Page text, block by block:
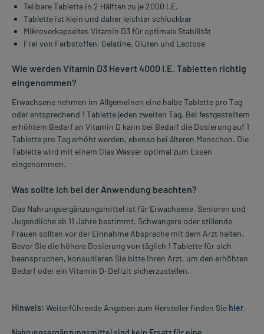
Teilbare Tablette in 2 Hälften zu je 2000 I.E.
Tablette ist klein und daher leichter schluckbar
Mikroverkapseltes Vitamin D3 für optimale Stabilität
Frei von Farbstoffen, Gelatine, Gluten und Lactose
Wie werden Vitamin D3 Hevert 4000 I.E. Tabletten richtig
eingenommen?
Erwachsene nehmen im Allgemeinen eine halbe Tablette pro Tag
oder entsprechend 1 Tablette jeden zweiten Tag. Bei festgestelltem
erhöhtem Bedarf an Vitamin D kann bei Bedarf die Dosierung auf 1
Tablette pro Tag erhöht werden, ebenso bei älteren Menschen. Die
Tablette wird mit einem Glas Wasser optimal zum Essen
eingenommen.
Was sollte ich bei der Anwendung beachten?
Das Nahrungsergänzungsmittel ist für Erwachsene, Senioren und
Jugendliche ab 11 Jahre bestimmt. Schwangere oder stillende
Frauen sollten vor der Einnahme Absprache mit dem Arzt halten.
Bevor Sie die höhere Dosierung von täglich 1 Tablette für sich
beanspruchen, konsultieren Sie bitte Ihren Arzt, um den erhöhten
Bedarf oder ein Vitamin D-Defizit sicherzustellen.
Hinweis: Weiterführende Angaben zum Hersteller finden Sie hier.